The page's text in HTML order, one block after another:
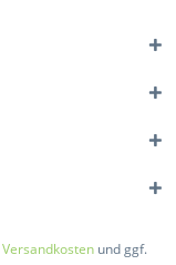
Versandkosten und ggf.